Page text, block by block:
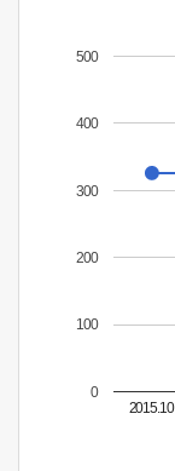
2015.10
0
100
200
300
400
500